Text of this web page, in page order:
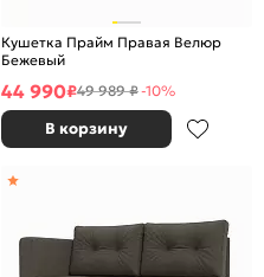
Кушетка Прайм Правая Велюр
Бежевый
44 990₽49 989 ₽-10%
В корзину